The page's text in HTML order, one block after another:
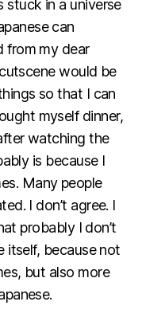
stuck in a universe
can
from my dear
would be
so that I can
myself dinner,
watching the
is because I
Many people
I don’t agree. I
probably I don’t
itself, because not
but also more